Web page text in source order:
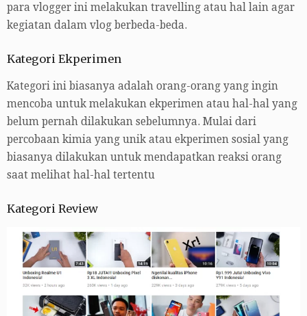
para vlogger ini melakukan travelling atau hal lain agar
kegiatan dalam vlog berbeda-beda.
Kategori Ekperimen
Kategori ini biasanya adalah orang-orang yang ingin
mencoba untuk melakukan ekperimen atau hal-hal yang
belum pernah dilakukan sebelumnya. Mulai dari
percobaan kimia yang unik atau ekperimen sosial yang
biasanya dilakukan untuk mendapatkan reaksi orang
saat melihat hal-hal tertentu
Kategori Review